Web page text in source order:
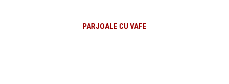
PARJOALE CU VAFE